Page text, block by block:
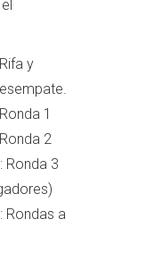
y
1
2
Ronda 3
Rondas a